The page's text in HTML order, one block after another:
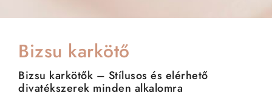
Bizsu karkötő
Bizsu karkötők – Stílusos és elérhető
divatékszerek minden alkalomra